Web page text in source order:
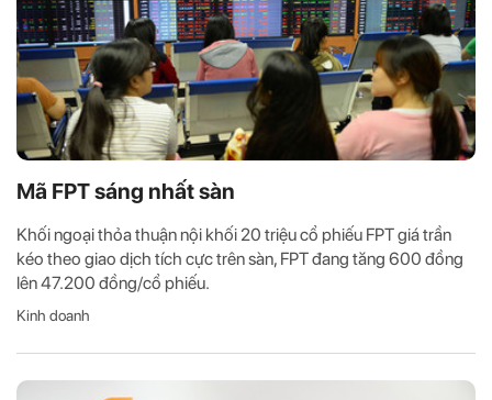
Mã FPT sáng nhất sàn
Khối ngoại thỏa thuận nội khối 20 triệu cổ phiếu FPT giá trần
kéo theo giao dịch tích cực trên sàn, FPT đang tăng 600 đồng
lên 47.200 đồng/cổ phiếu.
Kinh doanh